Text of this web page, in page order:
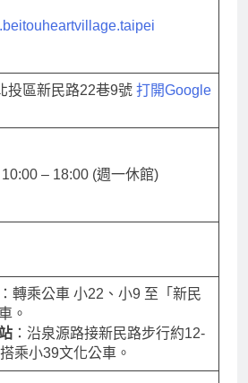
投區新民路22巷9號
：轉乘公車 小22、小9 至「新民
。
：沿泉源路接新民路步行約12-
乘小39文化公車。